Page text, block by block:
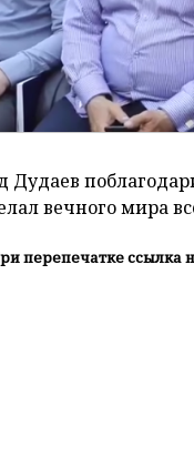
Дудаев
вечного мира
перепечатке ссылка